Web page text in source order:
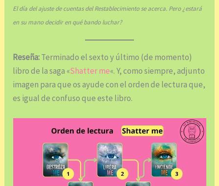
El día del ajuste de cuentas del Restablecimiento se acerca. Pero ¿estará
en su mano decidir en qué bando luchar?
Reseña:Terminado el sexto y último (de momento)
libro de la saga «Shatter me«. Y, como siempre, adjunto
imagen para que os ayude con el orden de lectura que,
es igual de confuso que este libro.